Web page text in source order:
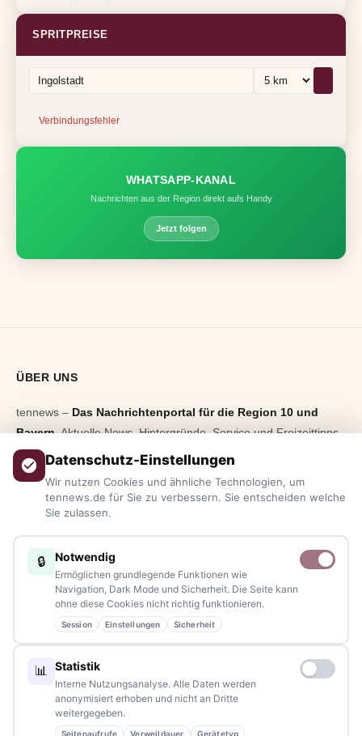
SPRITPREISE
Verbindungsfehler
WHATSAPP-KANAL
Nachrichten aus der Region direkt aufs Handy
Jetzt folgen
ÜBER UNS
tennews – Das Nachrichtenportal für die Region 10 und
Bayern.Aktuelle News, Hintergründe, Service und Freizeittipps
aus allen Regionen, Städten und Landkreisen.
Blaulicht, von Kultur bis Sport, von Alltagstipps bis
Veranstaltungen – immer aktuell, immer aus Ihrer Nähe.
kennen eine Geschichte, die erzählt werden sollte?
Schreiben Sie uns – gemeinsam mit unseren Leserinnen und
Lesern bleiben wir am Puls der Zeit.
Partnerschaften: info@tennews.de
Datenschutz-Einstellungen
Wir nutzen Cookies und ähnliche Technologien, um
tennews.de für Sie zu verbessern. Sie entscheiden welche
Sie zulassen.
🔒 Notwendig
Ermöglichen grundlegende Funktionen wie
Navigation, Dark Mode und Sicherheit. Die Seite kann
ohne diese Cookies nicht richtig funktionieren.
Session Einstellungen Sicherheit
📊 Statistik
Interne Nutzungsanalyse. Alle Daten werden
anonymisiert erhoben und nicht an Dritte
weitergegeben.
Seitenaufrufe Verweildauer Gerätetyp